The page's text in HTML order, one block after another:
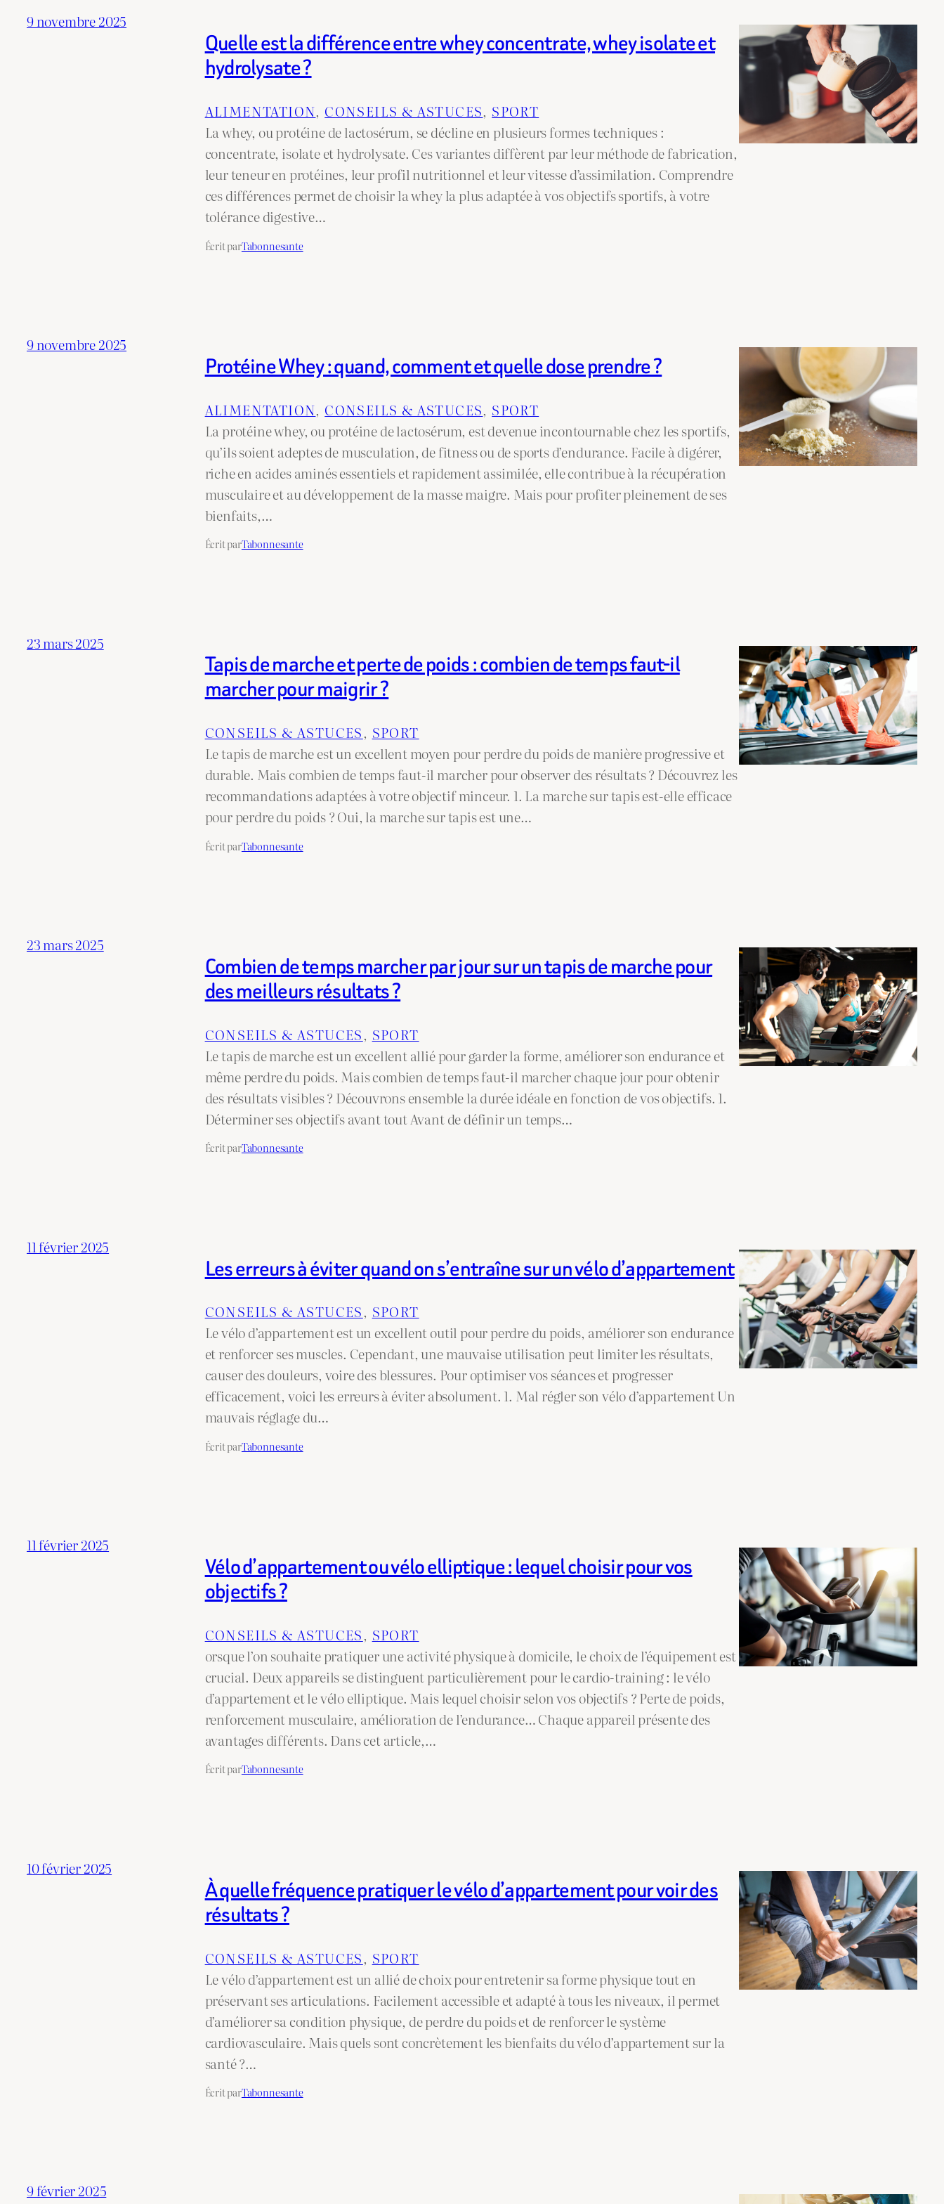
9 novembre 2025
Quelle est la différence entre whey concentrate, whey isolate et
hydrolysate ?
ALIMENTATION, CONSEILS & ASTUCES, SPORT
La whey, ou protéine de lactosérum, se décline en plusieurs formes techniques :
concentrate, isolate et hydrolysate. Ces variantes diffèrent par leur méthode de fabrication,
leur teneur en protéines, leur profil nutritionnel et leur vitesse d’assimilation. Comprendre
ces différences permet de choisir la whey la plus adaptée à vos objectifs sportifs, à votre
tolérance digestive…
Écrit parTabonnesante
9 novembre 2025
Protéine Whey : quand, comment et quelle dose prendre ?
ALIMENTATION, CONSEILS & ASTUCES, SPORT
La protéine whey, ou protéine de lactosérum, est devenue incontournable chez les sportifs,
qu’ils soient adeptes de musculation, de fitness ou de sports d’endurance. Facile à digérer,
riche en acides aminés essentiels et rapidement assimilée, elle contribue à la récupération
musculaire et au développement de la masse maigre. Mais pour profiter pleinement de ses
bienfaits,…
Écrit parTabonnesante
23 mars 2025
Tapis de marche et perte de poids : combien de temps faut-il
marcher pour maigrir ?
CONSEILS & ASTUCES, SPORT
Le tapis de marche est un excellent moyen pour perdre du poids de manière progressive et
durable. Mais combien de temps faut-il marcher pour observer des résultats ? Découvrez les
recommandations adaptées à votre objectif minceur. 1. La marche sur tapis est-elle efficace
pour perdre du poids ? Oui, la marche sur tapis est une…
Écrit parTabonnesante
23 mars 2025
Combien de temps marcher par jour sur un tapis de marche pour
des meilleurs résultats ?
CONSEILS & ASTUCES, SPORT
Le tapis de marche est un excellent allié pour garder la forme, améliorer son endurance et
même perdre du poids. Mais combien de temps faut-il marcher chaque jour pour obtenir
des résultats visibles ? Découvrons ensemble la durée idéale en fonction de vos objectifs. 1.
Déterminer ses objectifs avant tout Avant de définir un temps…
Écrit parTabonnesante
11 février 2025
Les erreurs à éviter quand on s’entraîne sur un vélo d’appartement
CONSEILS & ASTUCES, SPORT
Le vélo d’appartement est un excellent outil pour perdre du poids, améliorer son endurance
et renforcer ses muscles. Cependant, une mauvaise utilisation peut limiter les résultats,
causer des douleurs, voire des blessures. Pour optimiser vos séances et progresser
efficacement, voici les erreurs à éviter absolument. 1. Mal régler son vélo d’appartement Un
mauvais réglage du…
Écrit parTabonnesante
11 février 2025
Vélo d’appartement ou vélo elliptique : lequel choisir pour vos
objectifs ?
CONSEILS & ASTUCES, SPORT
orsque l’on souhaite pratiquer une activité physique à domicile, le choix de l’équipement est
crucial. Deux appareils se distinguent particulièrement pour le cardio-training : le vélo
d’appartement et le vélo elliptique. Mais lequel choisir selon vos objectifs ? Perte de poids,
renforcement musculaire, amélioration de l’endurance… Chaque appareil présente des
avantages différents. Dans cet article,…
Écrit parTabonnesante
10 février 2025
À quelle fréquence pratiquer le vélo d’appartement pour voir des
résultats ?
CONSEILS & ASTUCES, SPORT
Le vélo d’appartement est un allié de choix pour entretenir sa forme physique tout en
préservant ses articulations. Facilement accessible et adapté à tous les niveaux, il permet
d’améliorer sa condition physique, de perdre du poids et de renforcer le système
cardiovasculaire. Mais quels sont concrètement les bienfaits du vélo d’appartement sur la
santé ?…
Écrit parTabonnesante
9 février 2025